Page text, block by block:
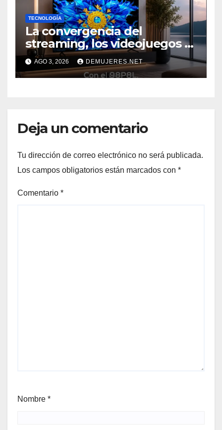
TECNOLOGÍA
La convergencia del
streaming, los videojuegos y
el deporte impulsa una
nueva era de televisores
AGO 3, 2026 DEMUJERES.NET
Deja un comentario
Tu dirección de correo electrónico no será publicada.
Los campos obligatorios están marcados con *
Comentario *
Nombre *